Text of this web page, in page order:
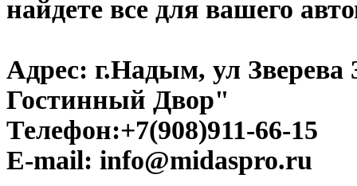
найдете все для вашего
Адрес: г.Надым, ул
Гостинный Двор"
Телефон:+7(908)911-66-15
E-mail: info@midaspro.ru